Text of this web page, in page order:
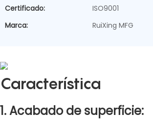
Certificado:
ISO9001
Marca:
RuiXing MFG
Característica
1. Acabado de superficie: